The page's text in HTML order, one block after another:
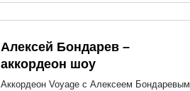
Алексей Бондарев –
аккордеон шоу
Аккордеон Voyage с Алексеем Бондаревым